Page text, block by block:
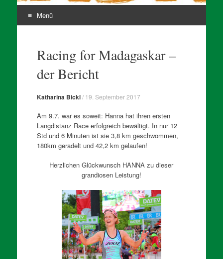
Menü
springenRacing for Madagaskar –
der Bericht
Katharina Bickl/ 19. September 2017
Am 9.7. war es soweit: Hanna hat ihren ersten
Langdistanz Race erfolgreich bewältigt. In nur 12
Std und 6 Minuten ist sie 3,8 km geschwommen,
180km geradelt und 42,2 km gelaufen!
Herzlichen Glückwunsch HANNA zu dieser
grandiosen Leistung!